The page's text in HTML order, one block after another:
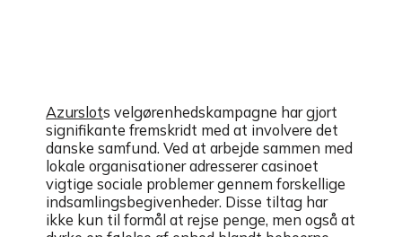
Azurslots velgørenhedskampagne har gjort
signifikante fremskridt med at involvere det
danske samfund. Ved at arbejde sammen med
lokale organisationer adresserer casinoet
vigtige sociale problemer gennem forskellige
indsamlingsbegivenheder. Disse tiltag har
ikke kun til formål at rejse penge, men også at